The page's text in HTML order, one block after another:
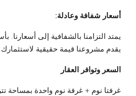
أسعار شفافة وعادلة:
يمتد التزامنا بالشفافية إلى أسعارنا.
يقدم مشروعنا قيمة حقيقية لاستثمارك.
السعر وتوافر العقار